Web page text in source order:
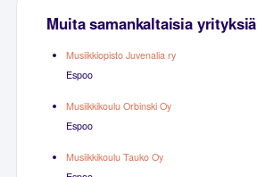
Muita samankaltaisia yrityksiä
Musiikkiopisto Juvenalia ry
Espoo
Musiikkikoulu Orbinski Oy
Espoo
Musiikkikoulu Tauko Oy